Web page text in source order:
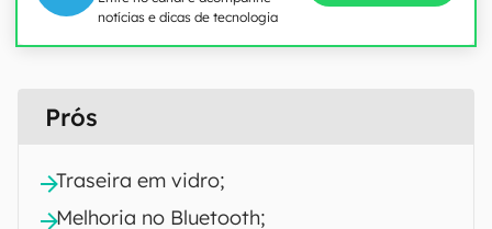
notícias e dicas de tecnologia